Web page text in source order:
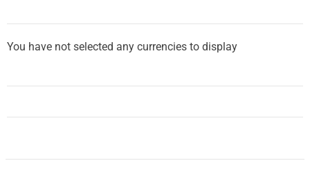
You have not selected any currencies to display